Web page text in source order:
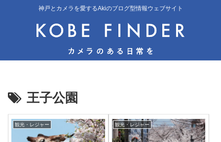
神戸とカメラを愛するAkiのブログ型情報ウェブサイト
王子公園
観光・レジャー 観光・レジャー